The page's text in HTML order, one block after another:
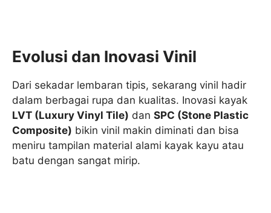
Evolusi dan Inovasi Vinil
Dari sekadar lembaran tipis, sekarang vinil hadir
dalam berbagai rupa dan kualitas. Inovasi kayak
LVT (Luxury Vinyl Tile) dan SPC (Stone Plastic
Composite) bikin vinil makin diminati dan bisa
meniru tampilan material alami kayak kayu atau
batu dengan sangat mirip.